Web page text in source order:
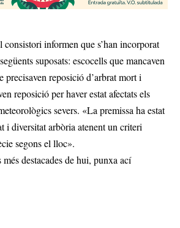
consistori informen que s’han incorporat
suposats: escocells que mancaven
precisaven reposició d’arbrat mort i
reposició per haver estat afectats els
severs. «La premissa ha estat
i diversitat arbòria atenent un criteri
segons el lloc».
destacades de hui, punxa ací